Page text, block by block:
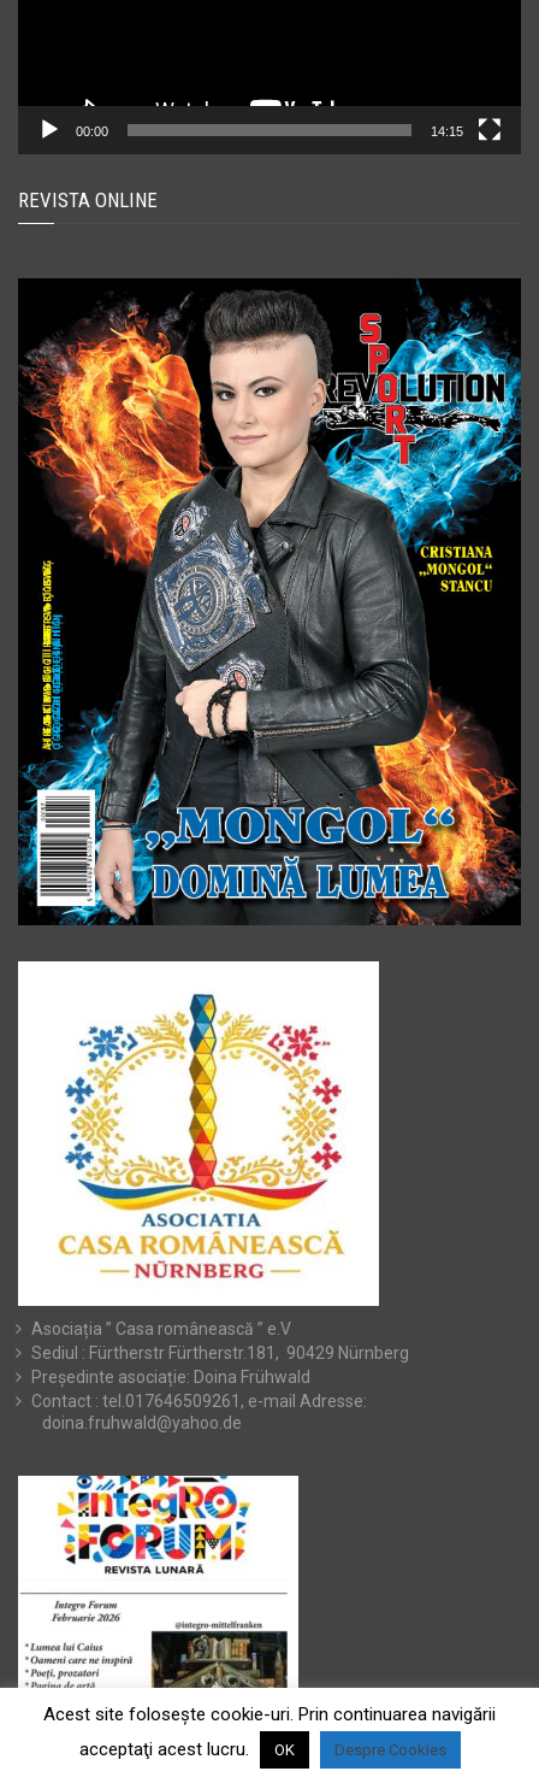
00:00 14:15
REVISTA ONLINE
Asociația ” Casa românească ” e.V
Sediul : Fürtherstr Fürtherstr.181, 90429 Nürnberg
Președinte asociație: Doina Frühwald
Contact : tel.017646509261, e-mail Adresse:
doina.fruhwald@yahoo.de
Acest site foloseşte cookie-uri. Prin continuarea navigării
acceptaţi acest lucru.
OK Despre Cookies